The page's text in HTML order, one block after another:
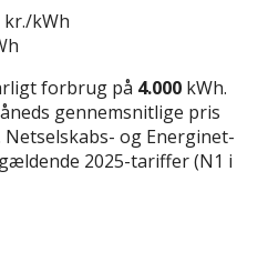
kr./kWh
forbrug på 4.000 kWh.
gennemsnitlige pris
og Energinet-
2025-tariffer (N1 i